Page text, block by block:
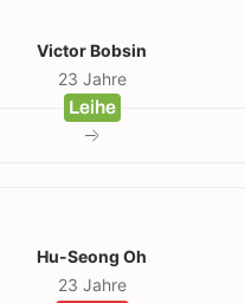
Victor Bobsin
23 Jahre
Leihe
Hu-Seong Oh
23 Jahre